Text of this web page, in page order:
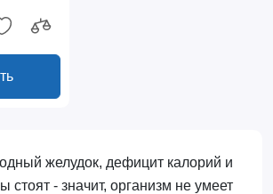
желудок, дефицит калорий и
стоят - значит, организм не умеет